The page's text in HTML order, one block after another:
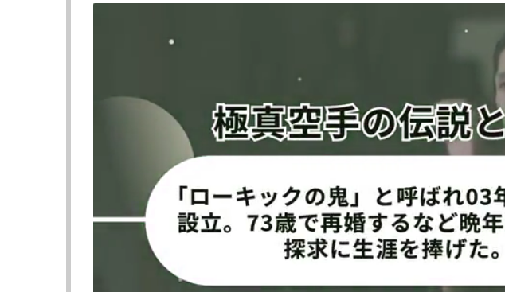
ウン
攻めるアキラ アキラの”モンスター”級ボディ！ 分厚いア
アキラ現役引退の記事に戻る